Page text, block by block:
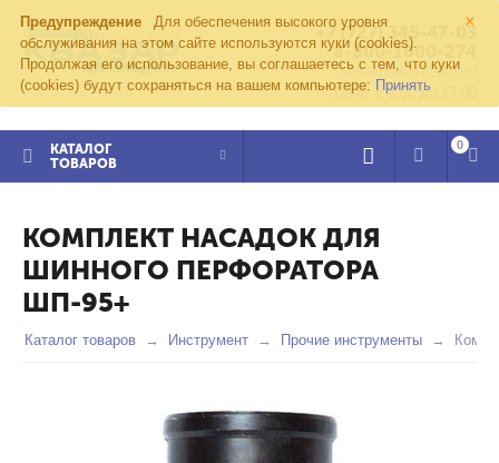
×
Предупреждение
Для обеспечения высокого уровня
обслуживания на этом сайте используются куки (cookies).
Продолжая его использование, вы соглашаетесь с тем, что куки
(cookies) будут сохраняться на вашем компьютере: Принять
+7 (727) 345-47-03
8-800-1000-274
kvazar91@yandex.ru
Пн-пт с 8:00 до 17:00
КАТАЛОГ
ТОВАРОВ
0
КОМПЛЕКТ НАСАДОК ДЛЯ
ШИННОГО ПЕРФОРАТОРА
ШП-95+
Каталог товаров Инструмент Прочие инструменты